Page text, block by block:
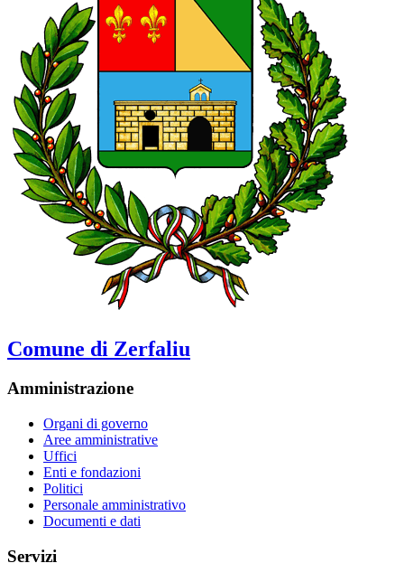
Comune di Zerfaliu
Amministrazione
Organi di governo
Aree amministrative
Uffici
Enti e fondazioni
Politici
Personale amministrativo
Documenti e dati
Servizi